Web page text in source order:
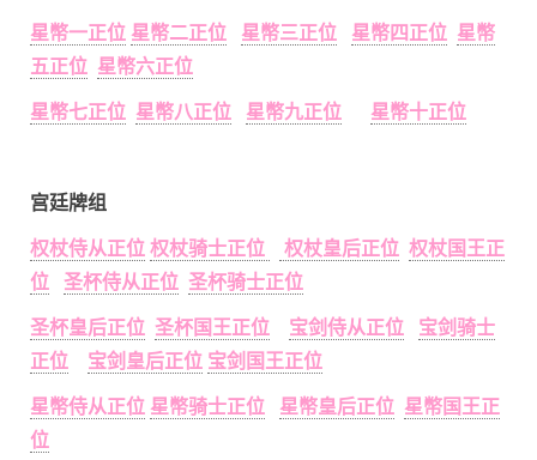
星幣一正位 星幣二正位 星幣三正位 星幣四正位 星幣
五正位 星幣六正位
星幣七正位 星幣八正位 星幣九正位 星幣十正位
宫廷牌组
权杖侍从正位 权杖骑士正位 权杖皇后正位 权杖国王正
位
圣杯侍从正位 圣杯骑士正位
圣杯皇后正位 圣杯国王正位 宝剑侍从正位
宝剑骑士
正位
宝剑皇后正位 宝剑国王正位
星幣侍从正位 星幣骑士正位 星幣皇后正位 星幣国王正
位